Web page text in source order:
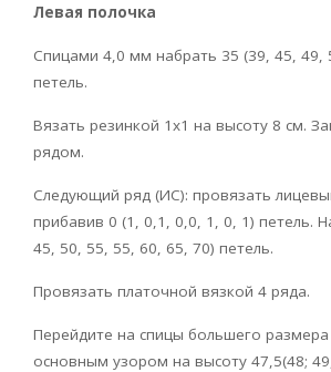
Левая полочка
Спицами 4,0 мм набрать 35 (39, 45, 49,
петель.
Вязать резинкой 1х1 на высоту 8 см.
рядом.
Следующий ряд (ИС): провязать
прибавив 0 (1, 0,1, 0,0, 1, 0, 1) петель.
45, 50, 55, 55, 60, 65, 70) петель.
Провязать платочной вязкой 4 ряда.
Перейдите на спицы большего
основным узором на высоту 47,5(48;